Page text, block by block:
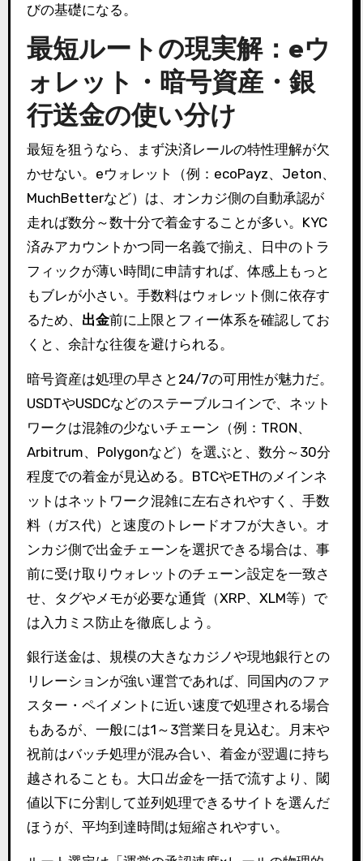
びの基礎になる。
最短ルートの現実解：eウ
ォレット・暗号資産・銀
行送金の使い分け
最短を狙うなら、まず決済レールの特性理解が欠
かせない。eウォレット（例：ecoPayz、Jeton、
MuchBetterなど）は、オンカジ側の自動承認が
走れば数分～数十分で着金することが多い。KYC
済みアカウントかつ同一名義で揃え、日中のトラ
フィックが薄い時間に申請すれば、体感上もっと
もブレが小さい。手数料はウォレット側に依存す
るため、 出金前に上限とフィー体系を確認してお
くと、余計な往復を避けられる。
暗号資産は処理の早さと24/7の可用性が魅力だ。
USDTやUSDCなどのステーブルコインで、ネット
ワークは混雑の少ないチェーン（例：TRON、
Arbitrum、Polygonなど）を選ぶと、数分～30分
程度での着金が見込める。BTCやETHのメインネ
ットはネットワーク混雑に左右されやすく、手数
料（ガス代）と速度のトレードオフが大きい。オ
ンカジ側で出金チェーンを選択できる場合は、事
前に受け取りウォレットのチェーン設定を一致さ
せ、タグやメモが必要な通貨（XRP、XLM等）で
は入力ミス防止を徹底しよう。
銀行送金は、規模の大きなカジノや現地銀行との
リレーションが強い運営であれば、同国内のファ
スター・ペイメントに近い速度で処理される場合
もあるが、一般には1～3営業日を見込む。月末や
祝前はバッチ処理が混み合い、着金が翌週に持ち
越されることも。大口 出金を一括で流すより、閾
値以下に分割して並列処理できるサイトを選んだ
ほうが、平均到達時間は短縮されやすい。